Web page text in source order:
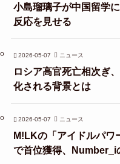
小島瑠璃子が中国留学
反応を見せる
2026-05-07 ニュース
ロシア高官死亡相次ぎ
化される背景とは
2026-05-07 ニュース
M!LKの「アイドルパ
で首位獲得、Number_i